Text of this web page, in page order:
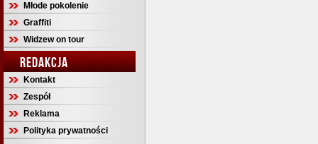
Młode pokolenie
Graffiti
Widzew on tour
REDAKCJA
Kontakt
Zespół
Reklama
Polityka prywatności